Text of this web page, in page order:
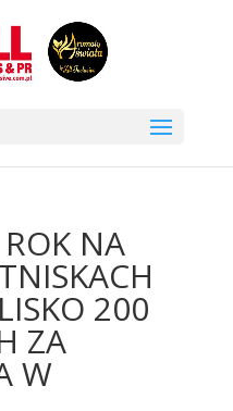
NA
200
ZA
W